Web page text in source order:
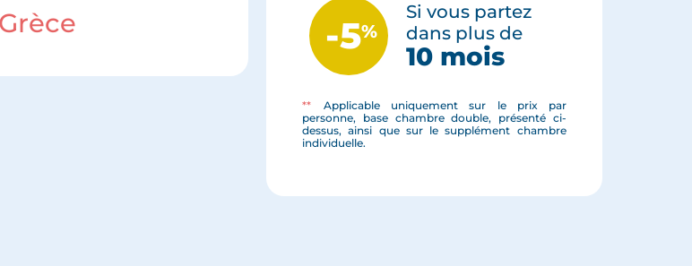
-5%
Si vous partez
dans plus de
10 mois
**
Applicable uniquement sur le prix par
personne, base chambre double, présenté ci-
dessus, ainsi que sur le supplément chambre
individuelle.